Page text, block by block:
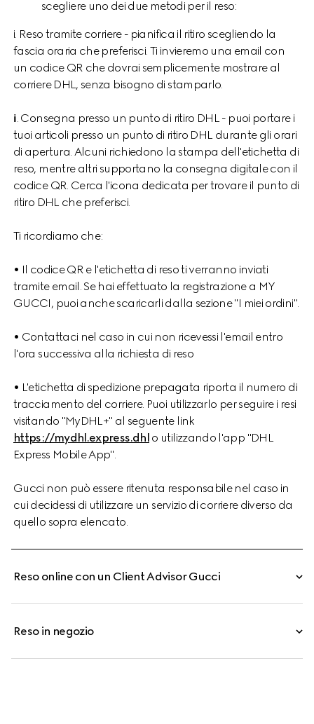
scegliere uno dei due metodi per il reso:
i. Reso tramite corriere - pianifica il ritiro scegliendo la
fascia oraria che preferisci. Ti invieremo una email con
un codice QR che dovrai semplicemente mostrare al
corriere DHL, senza bisogno di stamparlo.
ii. Consegna presso un punto di ritiro DHL - puoi portare i
tuoi articoli presso un punto di ritiro DHL durante gli orari
di apertura. Alcuni richiedono la stampa dell'etichetta di
reso, mentre altri supportano la consegna digitale con il
codice QR. Cerca l'icona dedicata per trovare il punto di
ritiro DHL che preferisci.
Ti ricordiamo che:
• Il codice QR e l'etichetta di reso ti verranno inviati
tramite email. Se hai effettuato la registrazione a MY
GUCCI, puoi anche scaricarli dalla sezione "I miei ordini".
• Contattaci nel caso in cui non ricevessi l'email entro
l'ora successiva alla richiesta di reso
• L'etichetta di spedizione prepagata riporta il numero di
tracciamento del corriere. Puoi utilizzarlo per seguire i resi
visitando "MyDHL+" al seguente link
https://mydhl.express.dhl o utilizzando l'app "DHL
Express Mobile App".
Gucci non può essere ritenuta responsabile nel caso in
cui decidessi di utilizzare un servizio di corriere diverso da
quello sopra elencato.
Reso online con un Client Advisor Gucci
Reso in negozio